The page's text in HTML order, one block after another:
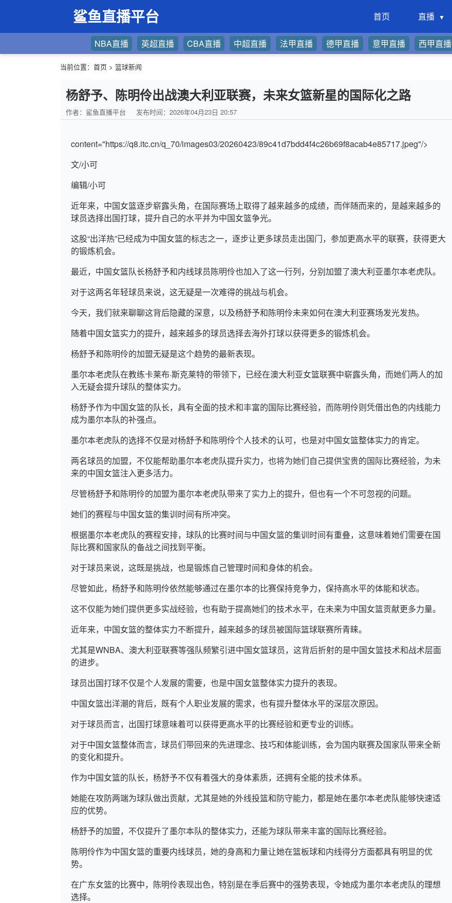
鲨鱼直播平台 首页 直播
NBA直播 英超直播 CBA直播 中超直播 法甲直播 德甲直播 意甲直播 西甲直播
当前位置： 首页 > 篮球新闻
杨舒予、陈明伶出战澳大利亚联赛，未来女篮新星的国际化之路
作者：鲨鱼直播平台 发布时间：2026年04月23日 20:57
content="https://q8.itc.cn/q_70/images03/20260423/89c41d7bdd4f4c26b69f8acab4e85717.jpeg"/>
文/小可
编辑/小可
近年来，中国女篮逐步崭露头角，在国际赛场上取得了越来越多的成绩，而伴随而来的，是越来越多的
球员选择出国打球，提升自己的水平并为中国女篮争光。
这股“出洋热”已经成为中国女篮的标志之一，逐步让更多球员走出国门，参加更高水平的联赛，获得更大
的锻炼机会。
最近，中国女篮队长杨舒予和内线球员陈明伶也加入了这一行列，分别加盟了澳大利亚墨尔本老虎队。
对于这两名年轻球员来说，这无疑是一次难得的挑战与机会。
今天，我们就来聊聊这背后隐藏的深意，以及杨舒予和陈明伶未来如何在澳大利亚赛场发光发热。
随着中国女篮实力的提升，越来越多的球员选择去海外打球以获得更多的锻炼机会。
杨舒予和陈明伶的加盟无疑是这个趋势的最新表现。
墨尔本老虎队在教练卡莱布·斯克莱特的带领下，已经在澳大利亚女篮联赛中崭露头角，而她们两人的加
入无疑会提升球队的整体实力。
杨舒予作为中国女篮的队长，具有全面的技术和丰富的国际比赛经验，而陈明伶则凭借出色的内线能力
成为墨尔本队的补强点。
墨尔本老虎队的选择不仅是对杨舒予和陈明伶个人技术的认可，也是对中国女篮整体实力的肯定。
两名球员的加盟，不仅能帮助墨尔本老虎队提升实力，也将为她们自己提供宝贵的国际比赛经验，为未
来的中国女篮注入更多活力。
尽管杨舒予和陈明伶的加盟为墨尔本老虎队带来了实力上的提升，但也有一个不可忽视的问题。
她们的赛程与中国女篮的集训时间有所冲突。
根据墨尔本老虎队的赛程安排，球队的比赛时间与中国女篮的集训时间有重叠，这意味着她们需要在国
际比赛和国家队的备战之间找到平衡。
对于球员来说，这既是挑战，也是锻炼自己管理时间和身体的机会。
尽管如此，杨舒予和陈明伶依然能够通过在墨尔本的比赛保持竞争力，保持高水平的体能和状态。
这不仅能为她们提供更多实战经验，也有助于提高她们的技术水平，在未来为中国女篮贡献更多力量。
近年来，中国女篮的整体实力不断提升，越来越多的球员被国际篮球联赛所青睐。
尤其是WNBA、澳大利亚联赛等强队频繁引进中国女篮球员，这背后折射的是中国女篮技术和战术层面
的进步。
球员出国打球不仅是个人发展的需要，也是中国女篮整体实力提升的表现。
中国女篮出洋潮的背后，既有个人职业发展的需求，也有提升整体水平的深层次原因。
对于球员而言，出国打球意味着可以获得更高水平的比赛经验和更专业的训练。
对于中国女篮整体而言，球员们带回来的先进理念、技巧和体能训练，会为国内联赛及国家队带来全新
的变化和提升。
作为中国女篮的队长，杨舒予不仅有着强大的身体素质，还拥有全能的技术体系。
她能在攻防两端为球队做出贡献，尤其是她的外线投篮和防守能力，都是她在墨尔本老虎队能够快速适
应的优势。
杨舒予的加盟，不仅提升了墨尔本队的整体实力，还能为球队带来丰富的国际比赛经验。
陈明伶作为中国女篮的重要内线球员，她的身高和力量让她在篮板球和内线得分方面都具有明显的优
势。
在广东女篮的比赛中，陈明伶表现出色，特别是在季后赛中的强势表现，令她成为墨尔本老虎队的理想
选择。